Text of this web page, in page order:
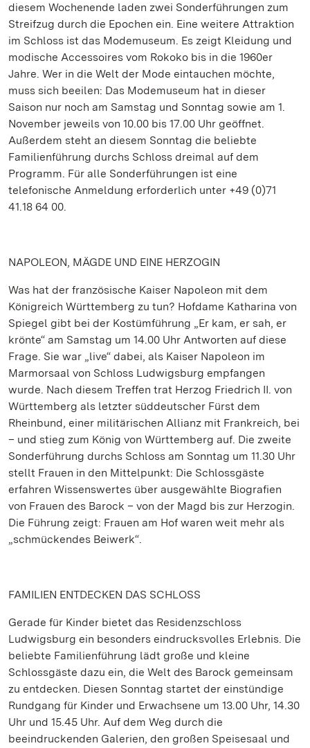
diesem Wochenende laden zwei Sonderführungen zum
Streifzug durch die Epochen ein. Eine weitere Attraktion
im Schloss ist das Modemuseum. Es zeigt Kleidung und
modische Accessoires vom Rokoko bis in die 1960er
Jahre. Wer in die Welt der Mode eintauchen möchte,
muss sich beeilen: Das Modemuseum hat in dieser
Saison nur noch am Samstag und Sonntag sowie am 1.
November jeweils von 10.00 bis 17.00 Uhr geöffnet.
Außerdem steht an diesem Sonntag die beliebte
Familienführung durchs Schloss dreimal auf dem
Programm. Für alle Sonderführungen ist eine
telefonische Anmeldung erforderlich unter +49 (0)71
41.18 64 00.
NAPOLEON, MÄGDE UND EINE HERZOGIN
Was hat der französische Kaiser Napoleon mit dem
Königreich Württemberg zu tun? Hofdame Katharina von
Spiegel gibt bei der Kostümführung „Er kam, er sah, er
krönte“ am Samstag um 14.00 Uhr Antworten auf diese
Frage. Sie war „live“ dabei, als Kaiser Napoleon im
Marmorsaal von Schloss Ludwigsburg empfangen
wurde. Nach diesem Treffen trat Herzog Friedrich II. von
Württemberg als letzter süddeutscher Fürst dem
Rheinbund, einer militärischen Allianz mit Frankreich, bei
– und stieg zum König von Württemberg auf. Die zweite
Sonderführung durchs Schloss am Sonntag um 11.30 Uhr
stellt Frauen in den Mittelpunkt: Die Schlossgäste
erfahren Wissenswertes über ausgewählte Biografien
von Frauen des Barock – von der Magd bis zur Herzogin.
Die Führung zeigt: Frauen am Hof waren weit mehr als
„schmückendes Beiwerk“.
FAMILIEN ENTDECKEN DAS SCHLOSS
Gerade für Kinder bietet das Residenzschloss
Ludwigsburg ein besonders eindrucksvolles Erlebnis. Die
beliebte Familienführung lädt große und kleine
Schlossgäste dazu ein, die Welt des Barock gemeinsam
zu entdecken. Diesen Sonntag startet der einstündige
Rundgang für Kinder und Erwachsene um 13.00 Uhr, 14.30
Uhr und 15.45 Uhr. Auf dem Weg durch die
beeindruckenden Galerien, den großen Speisesaal und